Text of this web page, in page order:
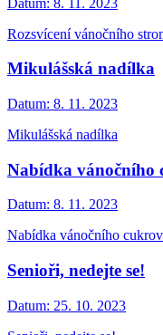
Rozsvícení vánočního
Mikulášská nadílka
Datum: 8. 11. 2023
Mikulášská nadílka
Nabídka vánočního
Datum: 8. 11. 2023
Nabídka vánočního
Senioři, nedejte se!
Datum: 25. 10. 2023